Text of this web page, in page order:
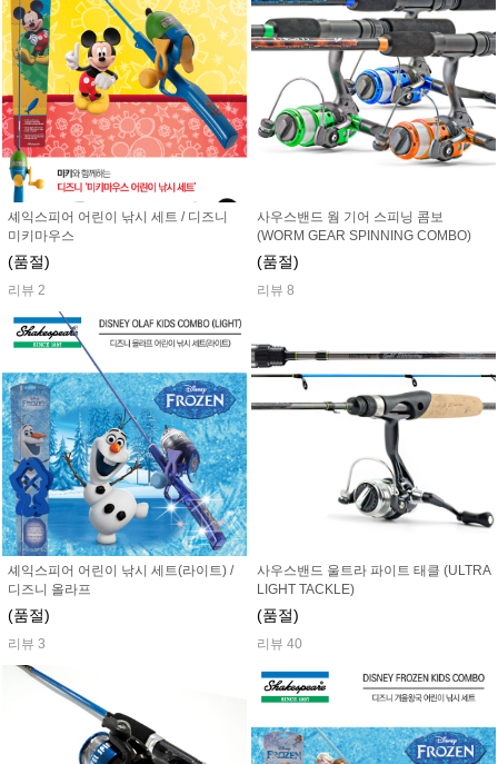
셰익스피어 어린이 낚시 세트 / 디즈니
미키마우스
(품절)
리뷰 2
사우스밴드 웜 기어 스피닝 콤보
(WORM GEAR SPINNING COMBO)
(품절)
리뷰 8
셰익스피어 어린이 낚시 세트(라이트) /
디즈니 올라프
(품절)
리뷰 3
사우스밴드 울트라 파이트 태클 (ULTRA
LIGHT TACKLE)
(품절)
리뷰 40